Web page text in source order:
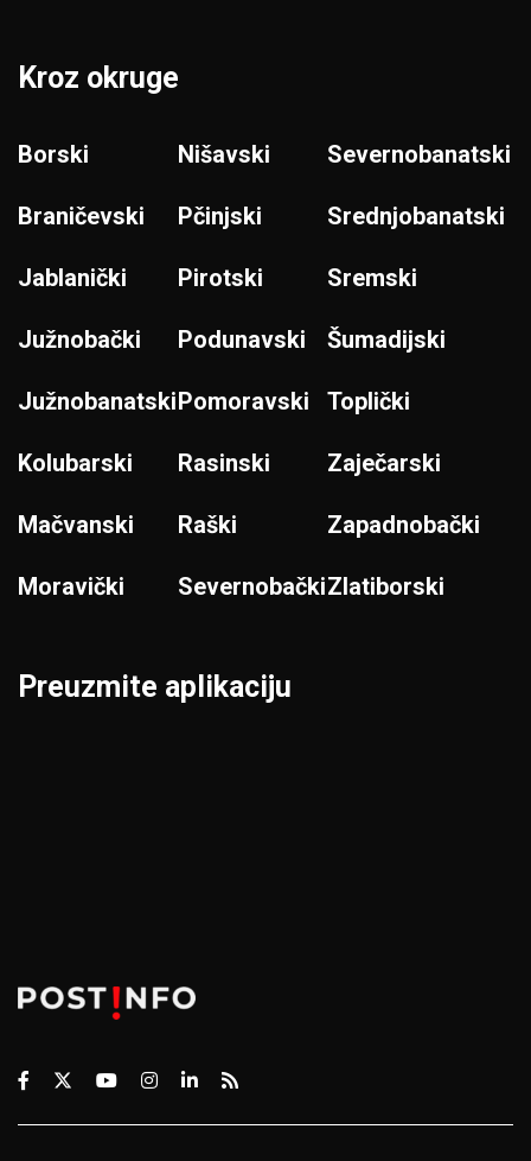
Kroz okruge
Borski
Braničevski
Jablanički
Južnobački
Južnobanatski
Kolubarski
Mačvanski
Moravički
Nišavski
Pčinjski
Pirotski
Podunavski
Pomoravski
Rasinski
Raški
Severnobački
Severnobanatski
Srednjobanatski
Sremski
Šumadijski
Toplički
Zaječarski
Zapadnobački
Zlatiborski
Preuzmite aplikaciju